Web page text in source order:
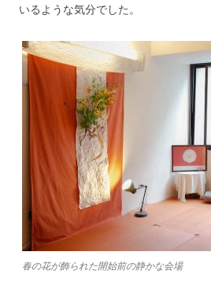
いるような気分でした。
春の花が飾られた開始前の静かな会場